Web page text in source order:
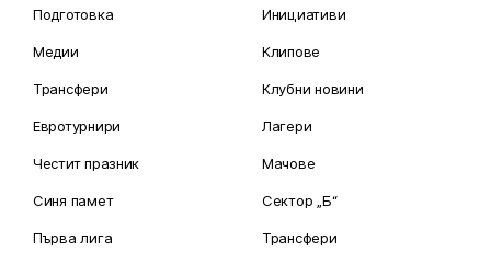
Подготовка
Медии
Трансфери
Евротурнири
Честит празник
Синя памет
Първа лига
Инициативи
Клипове
Клубни новини
Лагери
Мачове
Сектор „Б“
Трансфери